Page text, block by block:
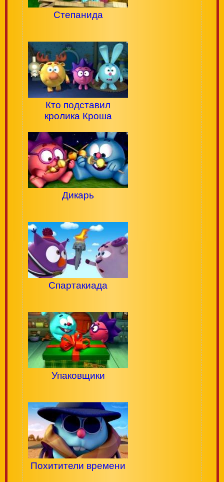
Степанида
Кто подставил
кролика Кроша
Дикарь
Спартакиада
Упаковщики
Похитители времени